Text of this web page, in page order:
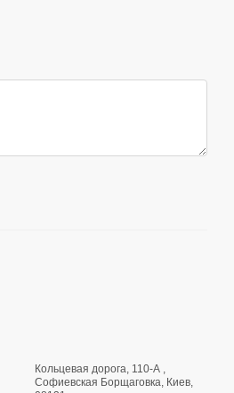
Кольцевая дорога, 110-А ,
Софиевская Борщаговка, Киев,